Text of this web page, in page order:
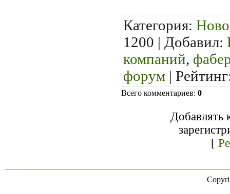
Категория:
1200 | Добавил:
компаний,
форум | Рейтинг
Всего комментариев: 0
Добавлять
[